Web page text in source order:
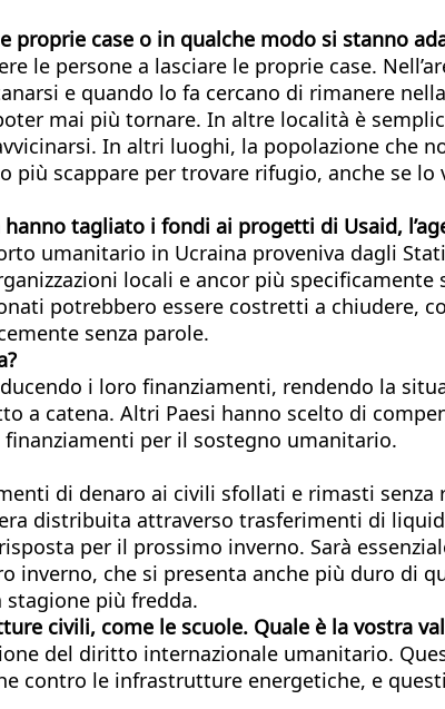
case o in qualche modo si stanno
le persone a lasciare le proprie case.
e quando lo fa cercano di rimanere
mai più tornare. In altre località è
In altri luoghi, la popolazione che
scappare per trovare rifugio, anche se
tagliato i fondi ai progetti di Usaid,
umanitario in Ucraina proveniva dagli
locali e ancor più
potrebbero essere costretti a chiudere,
senza parole.
i loro finanziamenti, rendendo la
a catena. Altri Paesi hanno scelto di
per il sostegno umanitario.
di denaro ai civili sfollati e rimasti senza
distribuita attraverso trasferimenti di
per il prossimo inverno. Sarà
che si presenta anche più duro di
più fredda.
civili, come le scuole. Quale è la vostra
del diritto internazionale umanitario.
contro le infrastrutture energetiche, e